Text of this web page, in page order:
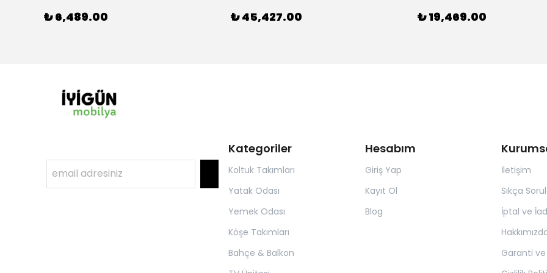
₺ 6,489.00 ₺ 45,427.00 ₺ 19,469.00
Kategoriler
Koltuk Takımları
Yatak Odası
Yemek Odası
Köşe Takımları
Bahçe & Balkon
Hesabım
Giriş Yap
Kayıt Ol
Blog
İletişim
Sıkça
İptal ve
Garanti ve